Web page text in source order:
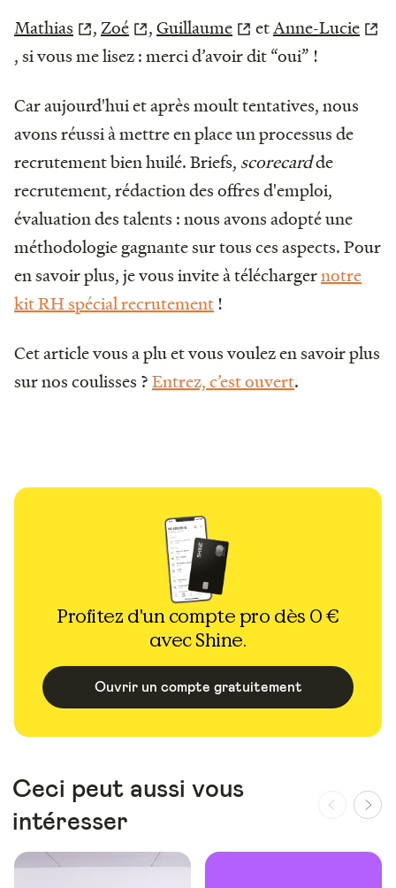
Mathias ,Zoé ,Guillaume etAnne-Lucie
,si vous me lisez : merci d’avoir dit “oui” !
Car aujourd'hui et après moult tentatives, nous
avons réussi à mettre en place un processus de
recrutement bien huilé. Briefs, scorecardde
recrutement, rédaction des offres d'emploi,
évaluation des talents : nous avons adopté une
méthodologie gagnante sur tous ces aspects. Pour
en savoir plus, je vous invite à téléchargernotre
kit RH spécial recrutement!
Cet article vous a plu et vous voulez en savoir plus
sur nos coulisses ?Entrez, c’est ouvert.
Profitez d'un compte pro dès 0 €
avec Shine.
Ouvrir un compte gratuitement
Ceci peut aussi vous
intéresser